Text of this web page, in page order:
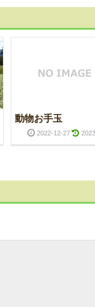
動物お手玉
2022-12-27